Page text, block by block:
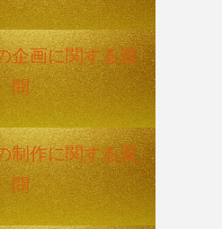
企画に関する質
問
制作に関する質
問